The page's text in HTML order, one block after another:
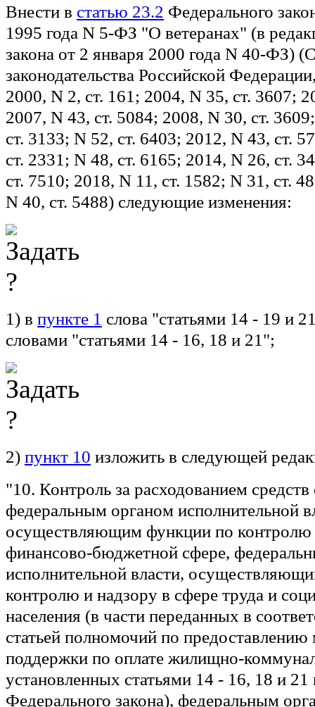
Внести в статью 23.2 Федерального
1995 года N 5-ФЗ "О ветеранах" (в
закона от 2 января 2000 года N 40-ФЗ)
законодательства Российской
2000, N 2, ст. 161; 2004, N 35, ст. 3607;
2007, N 43, ст. 5084; 2008, N 30, ст.
ст. 3133; N 52, ст. 6403; 2012, N 43, ст.
ст. 2331; N 48, ст. 6165; 2014, N 26, ст.
ст. 7510; 2018, N 11, ст. 1582; N 31, ст.
N 40, ст. 5488) следующие изменения:
1) в пункте 1 слова "статьями 14 - 19 и
словами "статьями 14 - 16, 18 и 21";
2) пункт 10 изложить в следующей
"10. Контроль за расходованием
федеральным органом исполнительной
осуществляющим функции по контролю
финансово-бюджетной сфере,
исполнительной власти,
контролю и надзору в сфере труда и
населения (в части переданных в
статьей полномочий по предоставлению
поддержки по оплате жилищно-
установленных статьями 14 - 16, 18 и 21
Федерального закона), федеральным